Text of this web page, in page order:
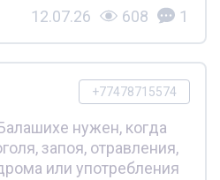
12.07.26 608 1
+77478715574
нужен, когда
запоя, отравления,
или употребления